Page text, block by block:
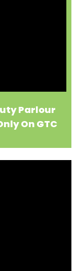
Parlour
On GTC